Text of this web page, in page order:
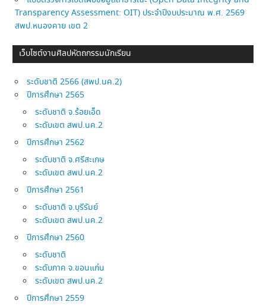
Transparency Assessment: OIT) ประจำปีงบประมาณ พ.ศ. 2569
สพป.หนองคาย เขต 2
เว็บไซต์งานศิลปหัตถกรรมนักเรียน
ระดับชาติ 2566 (สพป.นค.2)
ปีการศึกษา 2565
ระดับชาติ จ.ร้อยเอ็ด
ระดับเขต สพป.นค.2
ปีการศึกษา 2562
ระดับชาติ จ.ศรีสะเกษ
ระดับเขต สพป.นค.2
ปีการศึกษา 2561
ระดับชาติ จ.บุรีรัมย์
ระดับเขต สพป.นค.2
ปีการศึกษา 2560
ระดับชาติ
ระดับภาค จ.ขอนแก่น
ระดับเขต สพป.นค.2
ปีการศึกษา 2559